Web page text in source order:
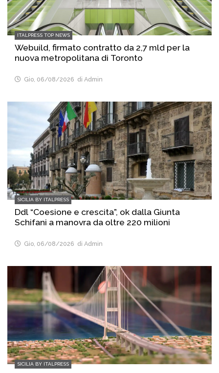
ITALPRESS TOP NEWS
Webuild, firmato contratto da 2,7 mld per la
nuova metropolitana di Toronto
Gio, 06/08/2026 di Admin
SICILIA BY ITALPRESS
Ddl “Coesione e crescita”, ok dalla Giunta
Schifani a manovra da oltre 220 milioni
Gio, 06/08/2026 di Admin
SICILIA BY ITALPRESS